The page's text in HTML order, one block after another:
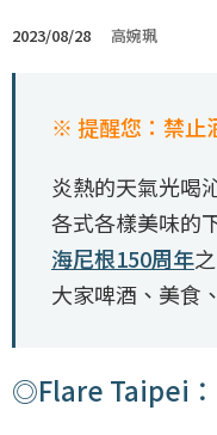
2023/08/28 高婉珮
※ 提醒您：禁止
炎熱的天氣光喝
各式各樣美味的
海尼根150周年
大家啤酒、美食
◎Flare Taipei：